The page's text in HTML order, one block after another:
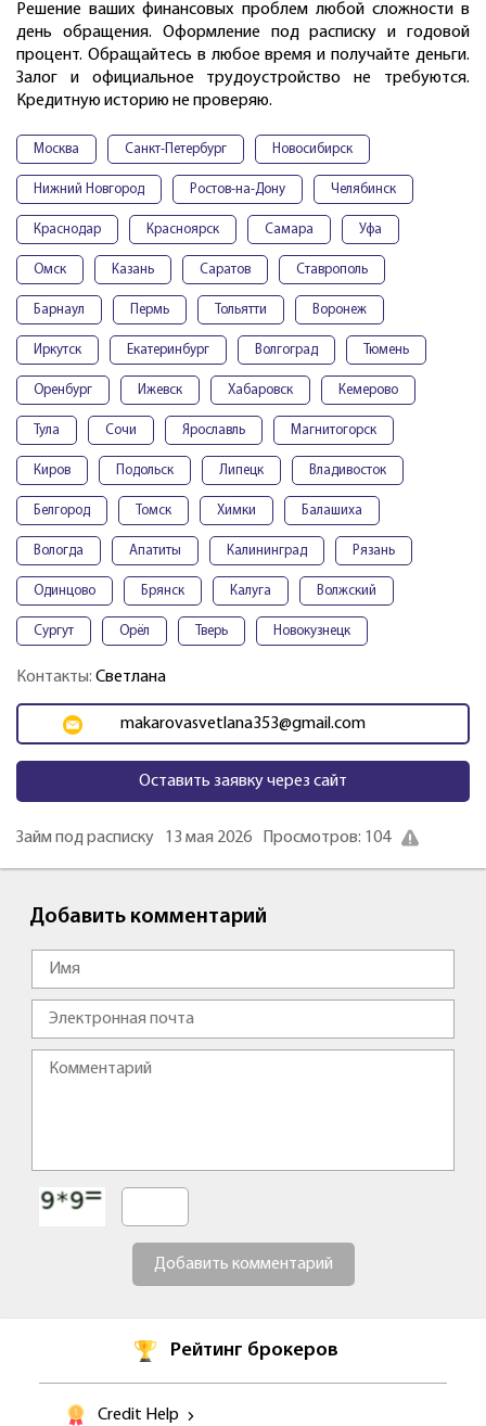
Решение ваших финансовых проблем любой сложности в
день обращения. Оформление под расписку и годовой
процент. Обращайтесь в любое время и получайте деньги.
Залог и официальное трудоустройство не требуются.
Кредитную историю не проверяю.
Москва Санкт-Петербург Новосибирск
Нижний Новгород Ростов-на-Дону Челябинск
Краснодар Красноярск Самара Уфа
Омск Казань Саратов Ставрополь
Барнаул Пермь Тольятти Воронеж
Иркутск Екатеринбург Волгоград Тюмень
Оренбург Ижевск Хабаровск Кемерово
Тула Сочи Ярославль Магнитогорск
Киров Подольск Липецк Владивосток
Белгород Томск Химки Балашиха
Вологда Апатиты Калининград Рязань
Одинцово Брянск Калуга Волжский
Сургут Орёл Тверь Новокузнецк
Контакты: Светлана
makarovasvetlana353@gmail.com
Оставить заявку через сайт
Займ под расписку 13 мая 2026 Просмотров: 104
Добавить комментарий
Добавить комментарий
Рейтинг брокеров
Credit Help